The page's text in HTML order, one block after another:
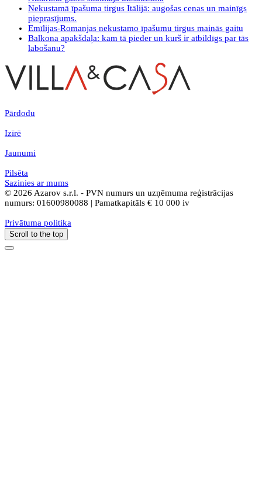
Nekustamā īpašuma tirgus Itālijā: augošas cenas un mainīgs
pieprasījums.
Emīlijas-Romanjas nekustamo īpašumu tirgus mainās gaitu
Balkona apakšdaļa: kam tā pieder un kurš ir atbildīgs par tās
labošanu?
Pārdodu
Izīrē
Jaunumi
Pilsēta
Sazinies ar mums
© 2026 Azarov s.r.l. - PVN numurs un uzņēmuma reģistrācijas
numurs: 01600980088 | Pamatkapitāls € 10 000 iv
Privātuma politika
Scroll to the top